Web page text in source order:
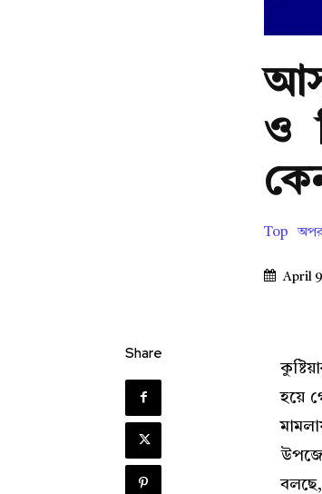
ও
Top
April
Share
হয়ে